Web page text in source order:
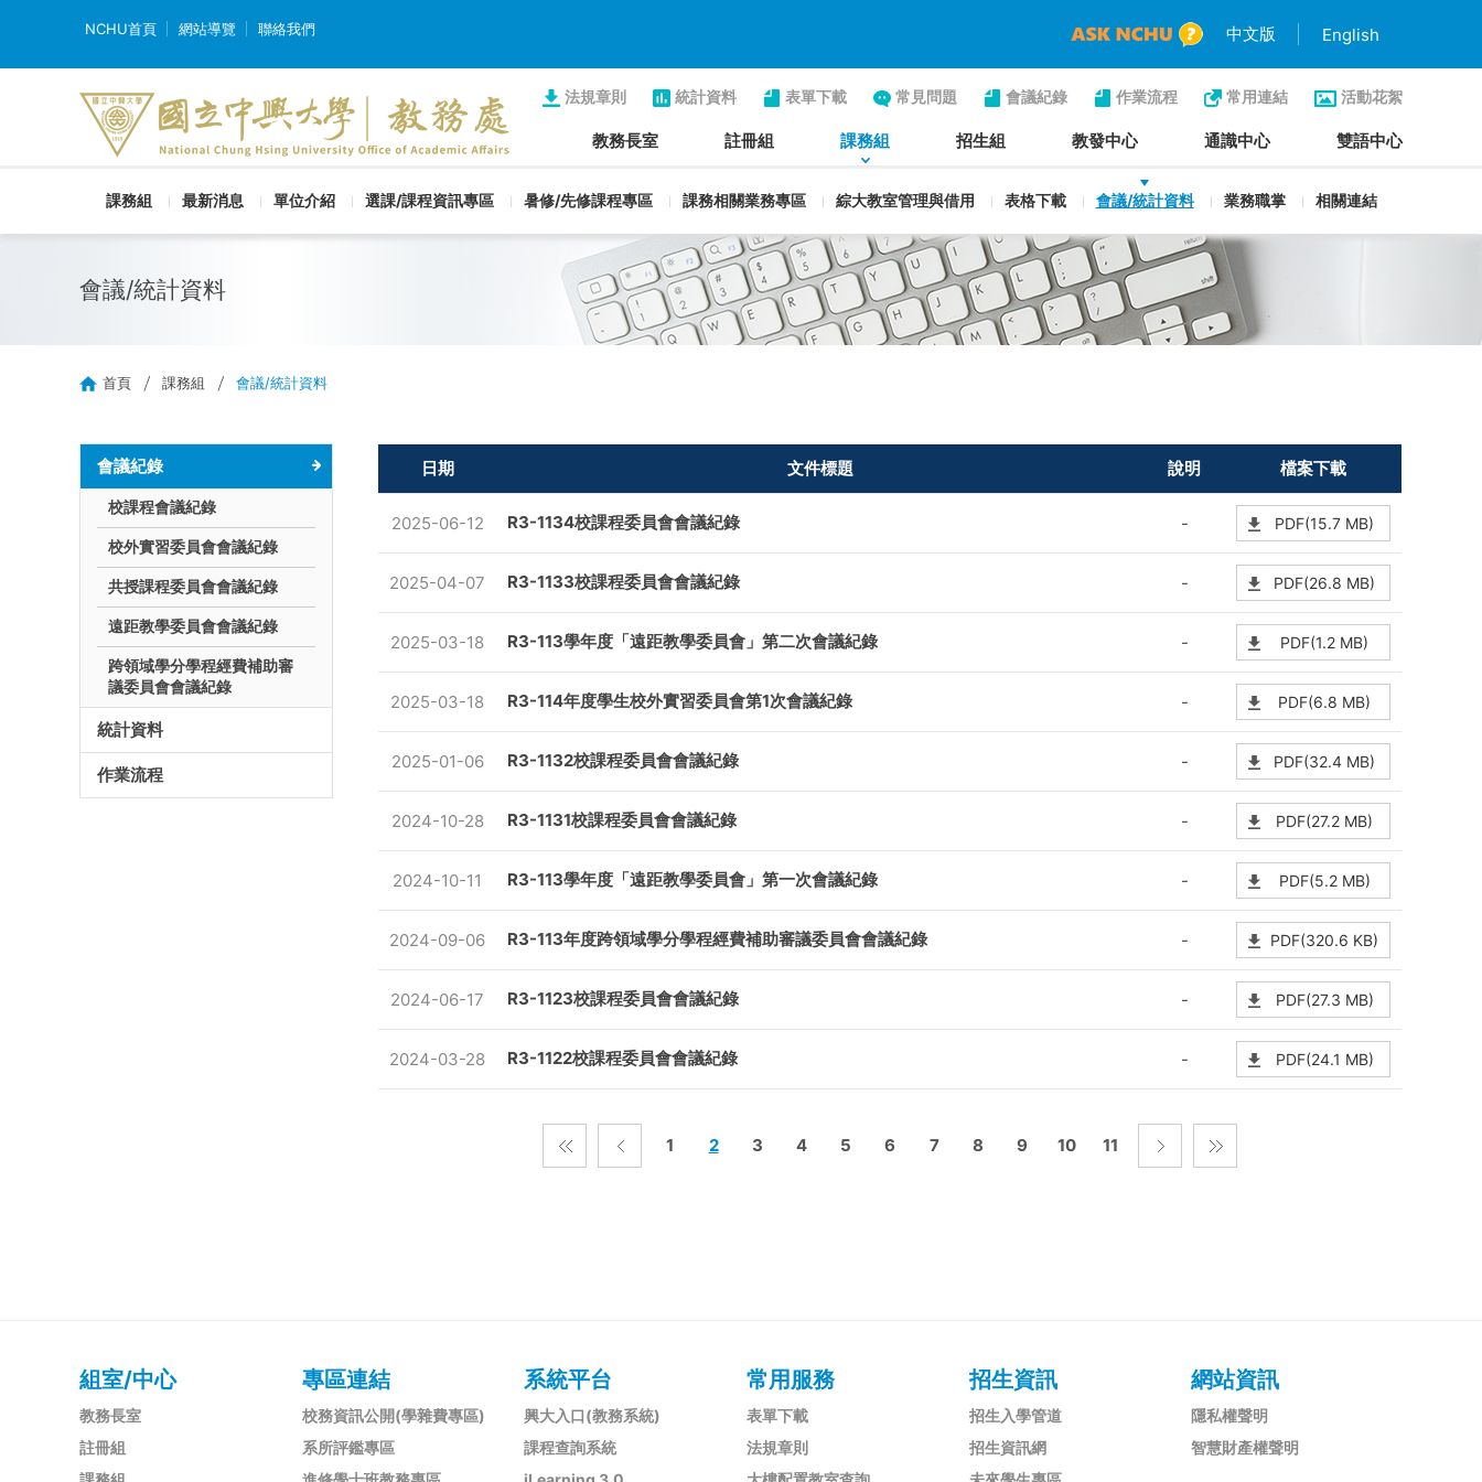
NCHU首頁 網站導覽 聯絡我們 中文版 English
法規章則 統計資料 表單下載 常見問題 會議紀錄 作業流程 常用連結 活動花絮
教務長室 註冊組 課務組
課務組 最新消息 單位介紹 選課/課程資訊專區 暑修/先修課程專區 課務相關業務專區 綜大教室管理與借用 表格下載 會議/統計資料 業務職掌 相關連結
招生組 教發中心 通識中心 雙語中心
會議/統計資料
首頁 課務組 會議/統計資料
會議紀錄
校課程會議紀錄
校外實習委員會會議紀錄
共授課程委員會會議紀錄
遠距教學委員會會議紀錄
跨領域學分學程經費補助審
議委員會會議紀錄
統計資料
作業流程
日期 文件標題 說明 檔案下載
2025-06-12 R3-1134校課程委員會會議紀錄 - PDF(15.7 MB)
2025-04-07 R3-1133校課程委員會會議紀錄 - PDF(26.8 MB)
2025-03-18 R3-113學年度「遠距教學委員會」第二次會議紀錄 - PDF(1.2 MB)
2025-03-18 R3-114年度學生校外實習委員會第1次會議紀錄 - PDF(6.8 MB)
2025-01-06 R3-1132校課程委員會會議紀錄 - PDF(32.4 MB)
2024-10-28 R3-1131校課程委員會會議紀錄 - PDF(27.2 MB)
2024-10-11 R3-113學年度「遠距教學委員會」第一次會議紀錄 - PDF(5.2 MB)
2024-09-06 R3-113年度跨領域學分學程經費補助審議委員會會議紀錄 - PDF(320.6 KB)
2024-06-17 R3-1123校課程委員會會議紀錄 - PDF(27.3 MB)
2024-03-28 R3-1122校課程委員會會議紀錄 - PDF(24.1 MB)
1 2 3 4 5 6 7 8 9 10 11
組室/中心
教務長室
註冊組
專區連結
校務資訊公開(學雜費專區)
系所評鑑專區
系統平台
興大入口(教務系統)
課程查詢系統
常用服務
表單下載
法規章則
招生資訊
招生入學管道
招生資訊網
網站資訊
隱私權聲明
智慧財產權聲明